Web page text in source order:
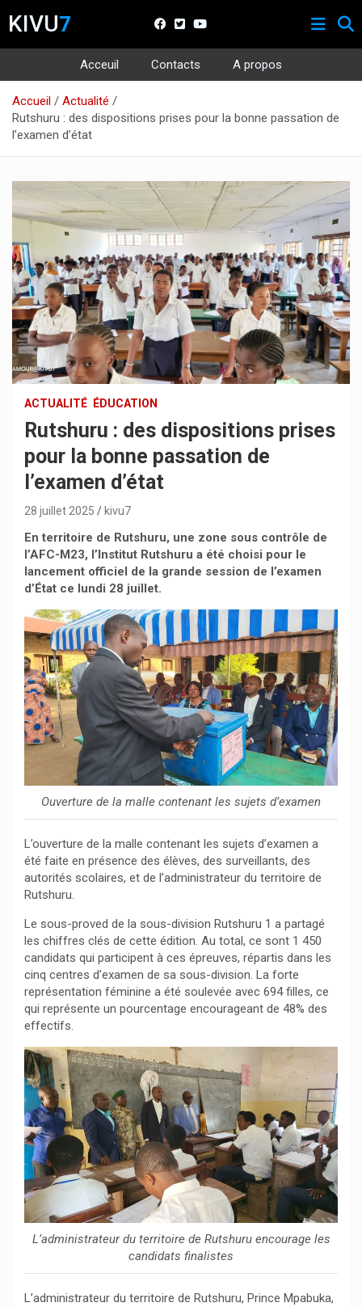
KIVU7
Acceuil Contacts
A propos
contenu
Accueil
Actualité
Rutshuru : des dispositions prises pour la bonne passation de
l’examen d’état
ACTUALITÉ ÉDUCATION
Rutshuru : des dispositions prises
pour la bonne passation de
l’examen d’état
28 juillet 2025 kivu7
En territoire de Rutshuru, une zone sous contrôle de
l’AFC-M23, l’Institut Rutshuru a été choisi pour le
lancement officiel de la grande session de l’examen
d’État ce lundi 28 juillet.
Ouverture de la malle contenant les sujets d’examen
L’ouverture de la malle contenant les sujets d’examen a
été faite en présence des élèves, des surveillants, des
autorités scolaires, et de l’administrateur du territoire de
Rutshuru.
Le sous-proved de la sous-division Rutshuru 1 a partagé
les chiffres clés de cette édition. Au total, ce sont 1 450
candidats qui participent à ces épreuves, répartis dans les
cinq centres d’examen de sa sous-division. La forte
représentation féminine a été soulevée avec 694 filles, ce
qui représente un pourcentage encourageant de 48% des
effectifs.
L’administrateur du territoire de Rutshuru encourage les
candidats finalistes
L’administrateur du territoire de Rutshuru, Prince Mpabuka,